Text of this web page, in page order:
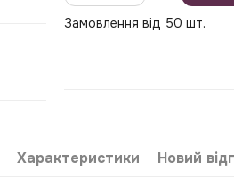
Замовлення від 50 шт.
Характеристики Новий